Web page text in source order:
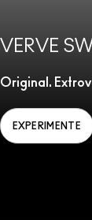
VERVE
Original.
EXPERIMENTE